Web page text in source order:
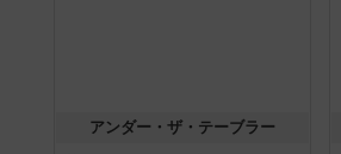
アンダー・ザ・テーブラー